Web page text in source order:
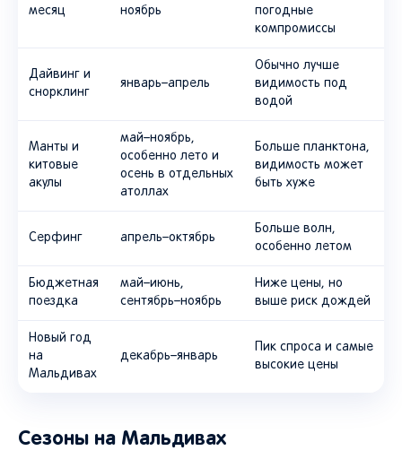
месяц
ноябрь
погодные
компромиссы
Дайвинг и
снорклинг
январь–апрель
Обычно лучше
видимость под
водой
Манты и
китовые
акулы
май–ноябрь,
особенно лето и
осень в отдельных
атоллах
Больше планктона,
видимость может
быть хуже
Серфинг апрель–октябрь
Больше волн,
особенно летом
Бюджетная
поездка
май–июнь,
сентябрь–ноябрь
Ниже цены, но
выше риск дождей
Новый год
на
Мальдивах
декабрь–январь
Пик спроса и самые
высокие цены
Сезоны на Мальдивах